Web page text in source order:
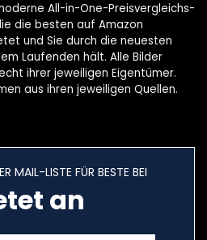
All-in-One-Preisvergleichs-
die besten auf Amazon
und Sie durch die neuesten
Laufenden hält. Alle Bilder
ihrer jeweiligen Eigentümer.
aus ihren jeweiligen Quellen.
MAIL-LISTE FÜR BESTE BEI
an